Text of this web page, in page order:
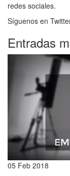
redes sociales.
Síguenos en
Entradas
05 Feb 2018